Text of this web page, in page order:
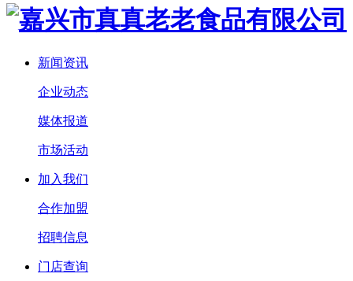
新闻资讯
企业动态
媒体报道
市场活动
加入我们
合作加盟
招聘信息
门店查询